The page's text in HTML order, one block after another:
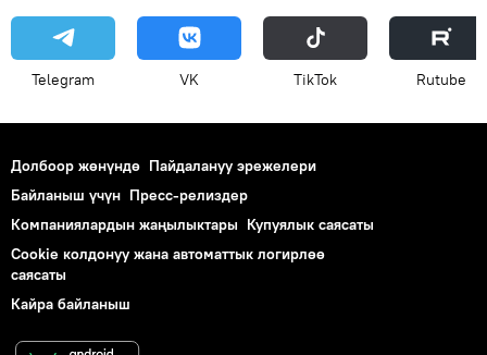
Telegram VK ТikТоk Rutube
Долбоор жөнүндө Пайдалануу эрежелери
Байланыш үчүн Пресс-релиздер
Компаниялардын жаңылыктары Купуялык саясаты
Cookie колдонуу жана автоматтык логирлөө
саясаты
Кайра байланыш